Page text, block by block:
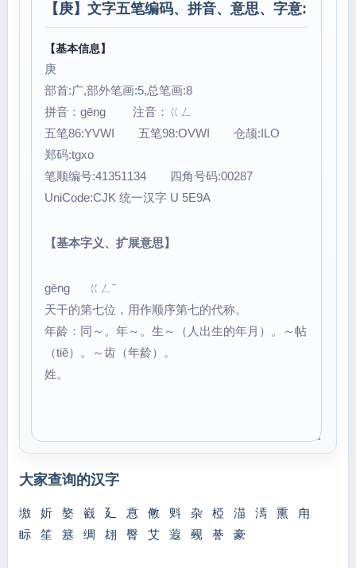
【庚】文字五笔编码、拼音、意思、字意:
【基本信息】
庚
部首:广,部外笔画:5,总笔画:8
拼音：gēng 注音：ㄍㄥ
五笔86:YVWI 五笔98:OVWI 仓颉:ILO
郑码:tgxo
笔顺编号:41351134 四角号码:00287
UniCode:CJK 统一汉字 U 5E9A
【基本字义、扩展意思】
gēng ㄍㄥˉ
天干的第七位，用作顺序第七的代称。
年龄：同～。年～。生～（人出生的年月）。～帖
（tiě）。～齿（年龄）。
姓。
大家查询的汉字
墽 妡 嫯 巀 廴 慐 敒 斞 杂 椏 渵 漹 熏
甪
眎
笙 簊 绸 翃 臀 艾 蕸 觋 諅 豪